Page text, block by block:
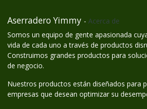
Aserradero Yimmy - Acerca de
Somos un equipo de gente apasionada
vida de cada uno a través de productos
Construimos grandes productos para
de negocio.
Nuestros productos están diseñados para
empresas que desean optimizar su